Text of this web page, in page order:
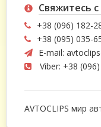
Свяжитесь
+38 (096) 182-
+38 (095) 035-
E-mail:
Viber: +38
AVTOCLIPS мир